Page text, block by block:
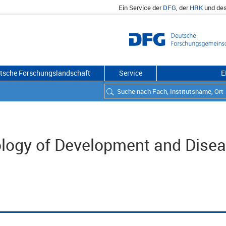
Ein Service derDFG, derHRKund des
Forschungslandschaft Service
of Development and